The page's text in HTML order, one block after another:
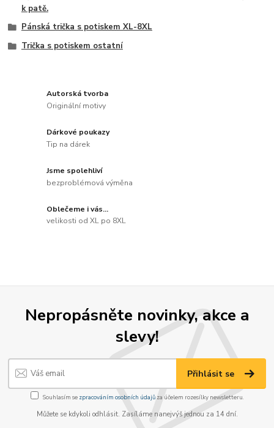
Autorská tvorba
Originální motivy
Dárkové poukazy
Tip na dárek
Jsme spolehliví
bezproblémová výměna
Oblečeme i vás...
velikosti od XL po 8XL
k patě.
Pánská trička s potiskem XL-8XL
Trička s potiskem ostatní
Nepropásněte novinky, akce a
slevy!
Přihlásit se
Souhlasím se zpracováním osobních údajůza účelem rozesílky newsletteru.
Můžete se kdykoli odhlásit. Zasíláme nanejvýš jednou za 14 dní.